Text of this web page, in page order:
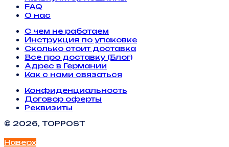
FAQ
О нас
С чем не работаем
Инструкция по упаковке
Сколько стоит доставка
Все про доставку (Блог)
Адрес в Германии
Как с нами связаться
Конфиденциальность
Договор оферты
Реквизиты
© 2026, TOPPOST
Наверх